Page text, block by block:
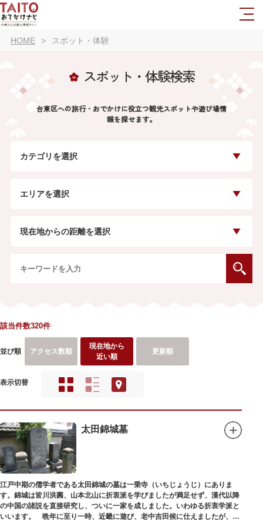
HOME スポット・体験
スポット・体験検索
台東区への旅行・おでかけに役立つ観光スポットや遊び場情
報を探せます。
カテゴリを選択
エリアを選択
現在地からの距離を選択
該当件数320件
並び順 アクセス数順
現在地から
近い順
更新順
表示切替
太田錦城墓
江戸中期の儒学者である太田錦城の墓は一乗寺（いちじょうじ）にありま
す。錦城は皆川洪圓、山本北山に折衷派を学びましたが満足せず、漢代以降
の中国の諸説を直接研究し、ついに一家を成しました。いわゆる折衷学派と
いいます。 晩年に至り一時、近畿に遊び、老中吉田候に仕えましたが、前